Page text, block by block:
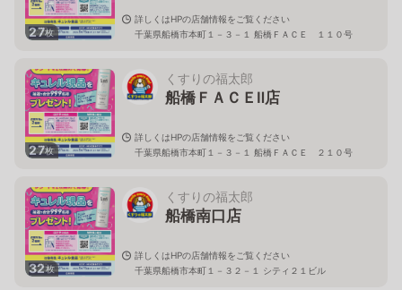
27枚
詳しくはHPの店舗情報をご覧ください
千葉県船橋市本町１－３－１ 船橋ＦＡＣＥ １１０号
27枚
くすりの福太郎
船橋ＦＡＣＥⅡ店
詳しくはHPの店舗情報をご覧ください
千葉県船橋市本町１－３－１ 船橋ＦＡＣＥ ２１０号
32枚
くすりの福太郎
船橋南口店
詳しくはHPの店舗情報をご覧ください
千葉県船橋市本町１－３２－１ シティ２１ビル